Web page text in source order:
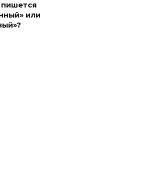
пишется
или